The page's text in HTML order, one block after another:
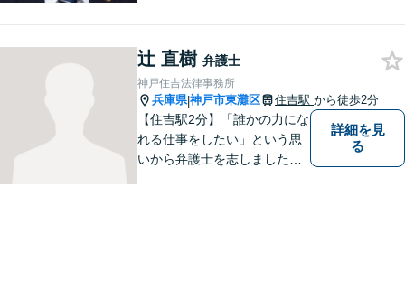
たら、お気軽にご相談くださ
い。
辻 直樹 弁護士
神戸住吉法律事務所
兵庫県|神戸市東灘区 住吉駅 から徒歩2分
【住吉駅2分】「誰かの力にな
れる仕事をしたい」という思
いから弁護士を志しました。
詳細を見
る